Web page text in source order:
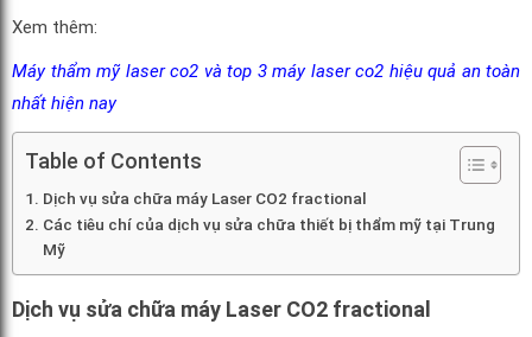
Xem thêm:
Máy thẩm mỹ laser co2 và top 3 máy laser co2 hiệu quả an toàn
nhất hiện nay
Table of Contents
Dịch vụ sửa chữa máy Laser CO2 fractional
Các tiêu chí của dịch vụ sửa chữa thiết bị thẩm mỹ tại Trung
Mỹ
Dịch vụ sửa chữa máy Laser CO2 fractional